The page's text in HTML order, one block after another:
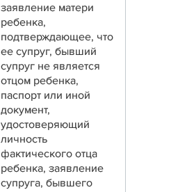
заявление матери
ребенка,
подтверждающее, что
ее супруг, бывший
супруг не является
отцом ребенка,
паспорт или иной
документ,
удостоверяющий
личность
фактического отца
ребенка, заявление
супруга, бывшего